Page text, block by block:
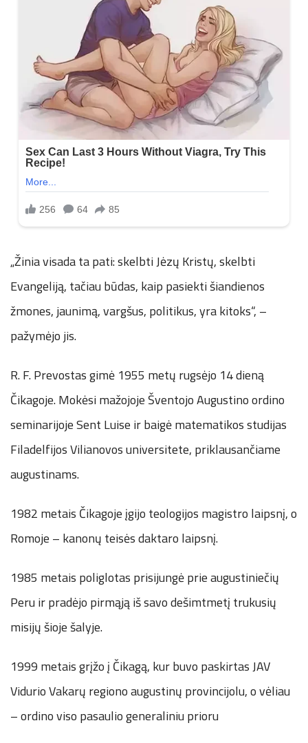
„Žinia visada ta pati: skelbti Jėzų Kristų, skelbti
Evangeliją, tačiau būdas, kaip pasiekti šiandienos
žmones, jaunimą, vargšus, politikus, yra kitoks“, –
pažymėjo jis.
R. F. Prevostas gimė 1955 metų rugsėjo 14 dieną
Čikagoje. Mokėsi mažojoje Šventojo Augustino ordino
seminarijoje Sent Luise ir baigė matematikos studijas
Filadelfijos Vilianovos universitete, priklausančiame
augustinams.
1982 metais Čikagoje įgijo teologijos magistro laipsnį, o
Romoje – kanonų teisės daktaro laipsnį.
1985 metais poliglotas prisijungė prie augustiniečių
Peru ir pradėjo pirmąją iš savo dešimtmetį trukusių
misijų šioje šalyje.
1999 metais grįžo į Čikagą, kur buvo paskirtas JAV
Vidurio Vakarų regiono augustinų provincijolu, o vėliau
– ordino viso pasaulio generaliniu prioru